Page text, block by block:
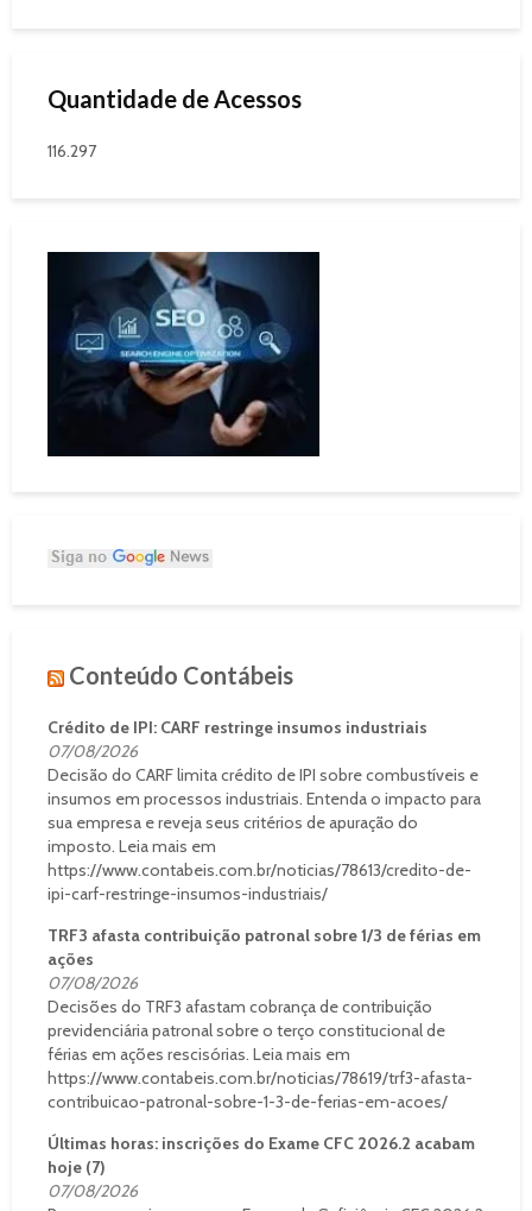
Quantidade de Acessos
116.297
Conteúdo Contábeis
Crédito de IPI: CARF restringe insumos industriais
07/08/2026
Decisão do CARF limita crédito de IPI sobre combustíveis e
insumos em processos industriais. Entenda o impacto para
sua empresa e reveja seus critérios de apuração do
imposto. Leia mais em
https://www.contabeis.com.br/noticias/78613/credito-de-
ipi-carf-restringe-insumos-industriais/
TRF3 afasta contribuição patronal sobre 1/3 de férias em
ações
07/08/2026
Decisões do TRF3 afastam cobrança de contribuição
previdenciária patronal sobre o terço constitucional de
férias em ações rescisórias. Leia mais em
https://www.contabeis.com.br/noticias/78619/trf3-afasta-
contribuicao-patronal-sobre-1-3-de-ferias-em-acoes/
Últimas horas: inscrições do Exame CFC 2026.2 acabam
hoje (7)
07/08/2026